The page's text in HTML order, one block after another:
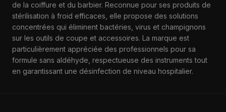
TRIMMERCIDE
de la coiffure et du barbier. Reconnue pour ses produits de
stérilisation à froid efficaces, elle propose des solutions
concentrées qui éliminent bactéries, virus et champignons
sur les outils de coupe et accessoires. La marque est
particulièrement appréciée des professionnels pour sa
formule sans aldéhyde, respectueuse des instruments tout
en garantissant une désinfection de niveau hospitalier.